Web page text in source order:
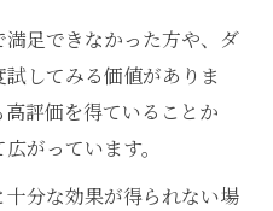
足できなかった方や、ダ
してみる価値がありま
評価を得ていることか
がっています。
分な効果が得られない場